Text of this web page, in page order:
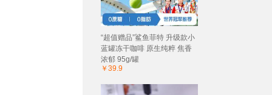
“超值赠品”鲨鱼菲特 升级款小
蓝罐冻干咖啡 原生纯粹 焦香
浓郁 95g/罐
￥39.9